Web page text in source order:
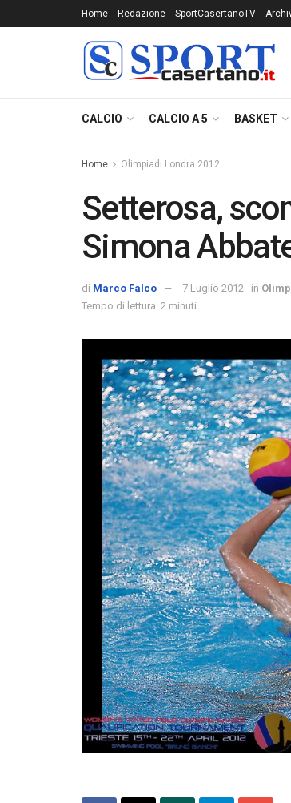
Home Redazione SportCasertanoTV
CALCIO CALCIO A 5 BASKET
Home Olimpiadi Londra 2012
Setterosa,
Simona
di Marco Falco 7 Luglio 2012 in
Tempo di lettura: 2 minuti